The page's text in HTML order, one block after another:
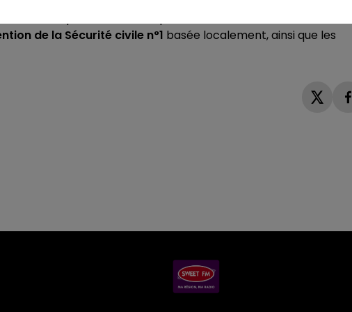
n’a pu être réalisée qu’
de la Sécurité civile n°1 basée localement, ainsi que les